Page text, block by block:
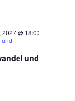
und
2027 @ 18:00
und